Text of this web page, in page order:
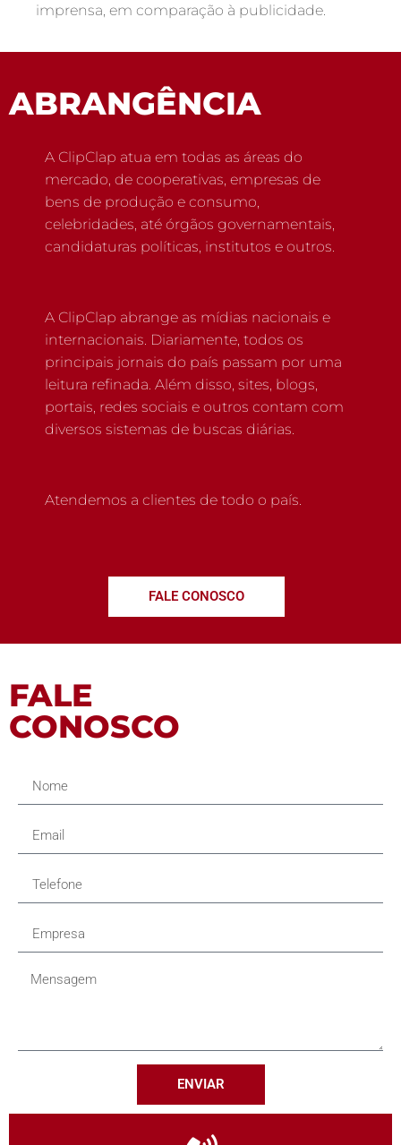
imprensa, em comparação à publicidade.
ABRANGÊNCIA
A ClipClap atua em todas as áreas do
mercado, de cooperativas, empresas de
bens de produção e consumo,
celebridades, até órgãos governamentais,
candidaturas políticas, institutos e outros.
A ClipClap abrange as mídias nacionais e
internacionais. Diariamente, todos os
principais jornais do país passam por uma
leitura refinada. Além disso, sites, blogs,
portais, redes sociais e outros contam com
diversos sistemas de buscas diárias.
Atendemos a clientes de todo o país.
FALE CONOSCO
FALE
CONOSCO
ENVIAR